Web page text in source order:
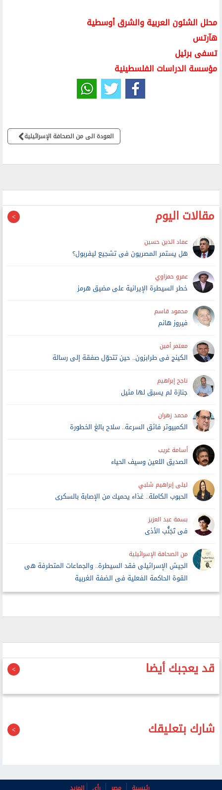
محلل الشئون العربية والشرق أوسطية
هآرتس
تسفى برئيل
مؤسسة الدراسات الفلسطينية
العودة الى من الصحافة الإسرائيلية
مقالات اليوم
عماد الدين حسين
هل يستمر المصريون فى تشجيع ليفربول؟
عمرو حمزاوي
خطر السيطرة الإيرانية على مضيق هرمز
محمود قاسم
فيروز هانم
معتمر أمين
الكينج فى طرابزون.. حين تتحوّل صفقة إلى رسالة
ناجح إبراهيم
جنازة لم يسبق لها مثيل
محمد زهران
الكمبيوتر فائق السرعة.. سلاح بالغ الخطورة
أسامة غريب
الصديق اللعين وسيف الحياء
ليلى إبراهيم شلبي
الحبوب الكاملة.. غذاء يحميك من الإصابة بالسكرى
بسمة عبد العزيز
فى تَجَنُّب الأذى
من الصحافة الإسرائيلية
الجيش الإسرائيلى فقد السيطرة.. والجماعات المتطرفة هى
القوة الحاكمة الفعلية فى الضفة الغربية
قد يعجبك أيضا
شارك بتعليقك